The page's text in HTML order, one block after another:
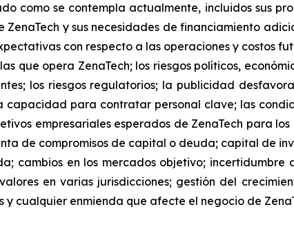
como se contempla actualmente, incluidos sus
y sus necesidades de financiamiento
con respecto a las operaciones y costos
que opera ZenaTech; los riesgos políticos,
los riesgos regulatorios; la publicidad
para contratar personal clave; las
empresariales esperados de ZenaTech para
de compromisos de capital o deuda; capital de
cambios en los mercados objetivo;
en varias jurisdicciones; gestión del
cualquier enmienda que afecte el negocio de